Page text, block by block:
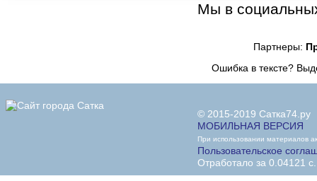
Мы в
Партнеры:
Ошибка в тексте?
© 2015-2019 Сатка74.ру
МОБИЛЬНАЯ ВЕРСИЯ
При использовании материалов
Пользовательское
Отработало за 0.04121